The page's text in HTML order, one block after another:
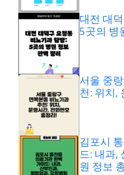
대전 대
5곳의 병
서울 중
천: 위치,
김포시
드: 내과,
원 정보